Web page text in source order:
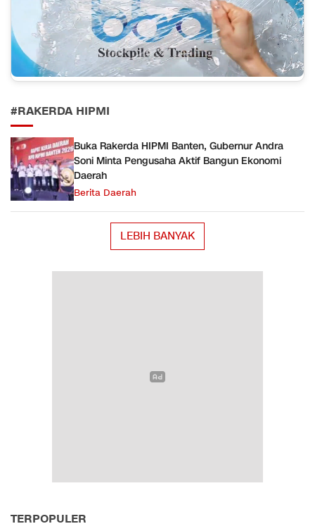
#RAKERDA HIPMI
Buka Rakerda HIPMI Banten, Gubernur Andra
Soni Minta Pengusaha Aktif Bangun Ekonomi
Daerah
Berita Daerah
LEBIH BANYAK
TERPOPULER